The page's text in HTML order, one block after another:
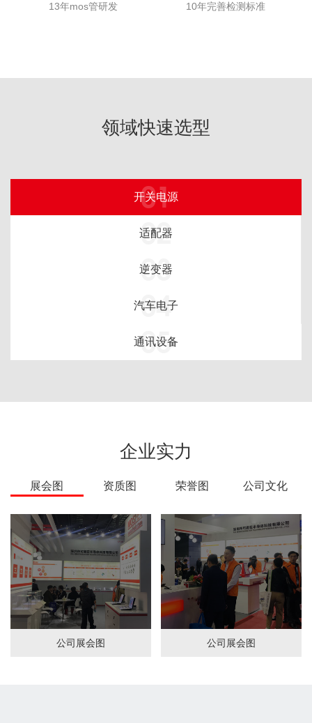
13年mos管研发 10年完善检测标准
领域快速选型
01
开关电源
02
适配器
03
逆变器
04
汽车电子
05
通讯设备
企业实力
展会图 资质图 荣誉图 公司文化
公司展会图 公司展会图